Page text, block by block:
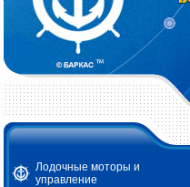
Лодочные моторы и
управление